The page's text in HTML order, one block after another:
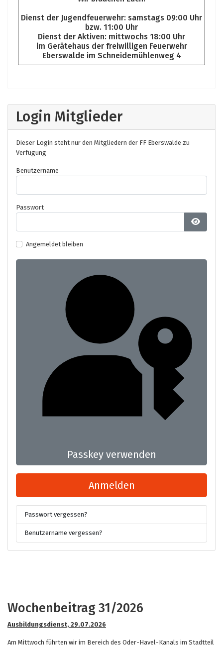
Dienst der Jugendfeuerwehr: samstags 09:00 Uhr
bzw. 11:00 Uhr
Dienst der Aktiven: mittwochs 18:00 Uhr
im Gerätehaus der freiwilligen Feuerwehr
Eberswalde im Schneidemühlenweg 4
Login Mitglieder
Dieser Login steht nur den Mitgliedern der FF Eberswalde zu
Verfügung
Benutzername
Passwort
Angemeldet bleiben
Passkey verwenden
Anmelden
Passwort vergessen?
Benutzername vergessen?
Wochenbeitrag 31/2026
Ausbildungsdienst, 29.07.2026
Am Mittwoch führten wir im Bereich des Oder-Havel-Kanals im Stadtteil